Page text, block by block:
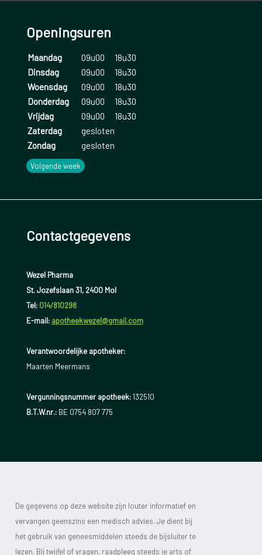
Openingsuren
Maandag 09u00
18u30
Dinsdag
09u00
18u30
Woensdag
09u00
18u30
Donderdag
09u00
18u30
Vrijdag
09u00
18u30
Zaterdag
gesloten
Zondag
gesloten
Volgende week
Contactgegevens
Wezel Pharma
St. Jozefslaan 31, 2400 Mol
Tel: 014/810298
E-mail: apotheekwezel@gmail.com
Verantwoordelijke apotheker:
Maarten Meermans
Vergunningsnummer apotheek:132510
B.T.W.nr.:BE 0754 807 775
De gegevens op deze website zijn louter informatief en
vervangen geenszins een medisch advies. Je dient bij
het gebruik van geneesmiddelen steeds de bijsluiter te
lezen. Bij twijfel of vragen, raadpleeg steeds je arts of